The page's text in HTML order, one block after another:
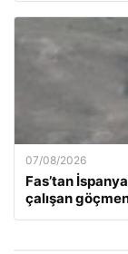
07/08/2026
Fas’tan
çalışan